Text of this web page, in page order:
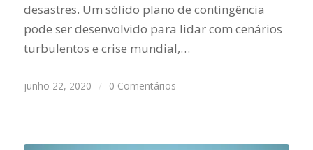
desastres. Um sólido plano de contingência
pode ser desenvolvido para lidar com cenários
turbulentos e crise mundial,…
junho 22, 2020 / 0 Comentários